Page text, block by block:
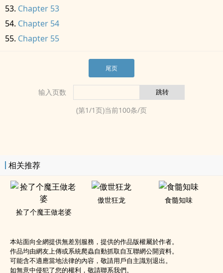
Chapter 53
Chapter 54
Chapter 55
尾页
输入页数
(第1/1页)当前100条/页
相关推荐
捡了个魔王做老婆
傲世狂龙 食髓知味
本站面向全網提供無差別服務，提供的作品版權屬於作者。
作品均由網友上傳或系統爬蟲自動抓取自互聯網公開資料。
可能含不適應當地法律的內容，敬請用戶自主識別退出。
如無意中侵犯了您的權利，敬請聯系我們。